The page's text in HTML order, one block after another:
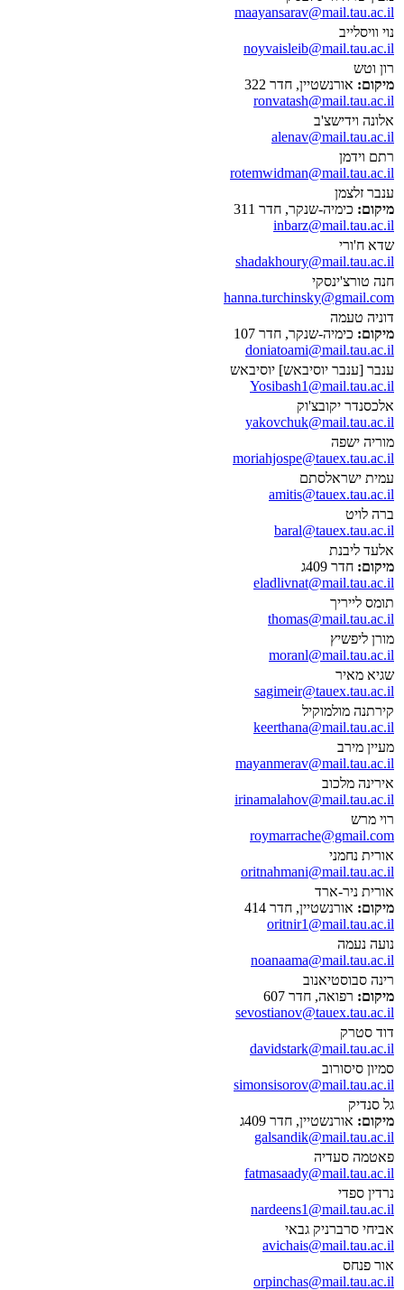
maayansarav@mail.tau.ac.il
נוי וויסלייב
noyvaisleib@mail.tau.ac.il
רון וטש
מיקום: אורנשטיין, חדר 322
ronvatash@mail.tau.ac.il
אלונה וידישצ'ב
alenav@mail.tau.ac.il
רתם וידמן
rotemwidman@mail.tau.ac.il
ענבר זלצמן
מיקום: כימיה-שנקר, חדר 311
inbarz@mail.tau.ac.il
שדא ח'ורי
shadakhoury@mail.tau.ac.il
חנה טורצ'ינסקי
hanna.turchinsky@gmail.com
דוניה טעמה
מיקום: כימיה-שנקר, חדר 107
doniatoami@mail.tau.ac.il
ענבר [ענבר יוסיבאש] יוסיבאש
Yosibash1@mail.tau.ac.il
אלכסנדר יקובצ'וק
yakovchuk@mail.tau.ac.il
מוריה ישפה
moriahjospe@tauex.tau.ac.il
עמית ישראלסתם
amitis@tauex.tau.ac.il
ברה לויט
baral@tauex.tau.ac.il
אלעד ליבנת
מיקום: חדר 409ג
eladlivnat@mail.tau.ac.il
תומס לייריך
thomas@mail.tau.ac.il
מורן ליפשיץ
moranl@mail.tau.ac.il
שגיא מאיר
sagimeir@tauex.tau.ac.il
קירתנה מולמוקיל
keerthana@mail.tau.ac.il
מעיין מירב
mayanmerav@mail.tau.ac.il
אירינה מלכוב
irinamalahov@mail.tau.ac.il
רוי מרש
roymarrache@gmail.com
אורית נחמני
oritnahmani@mail.tau.ac.il
אורית ניר-ארד
מיקום: אורנשטיין, חדר 414
oritnir1@mail.tau.ac.il
נועה נעמה
noanaama@mail.tau.ac.il
רינה סבוסטיאנוב
מיקום: רפואה, חדר 607
sevostianov@tauex.tau.ac.il
דוד סטרק
davidstark@mail.tau.ac.il
סמיון סיסורוב
simonsisorov@mail.tau.ac.il
גל סנדיק
מיקום: אורנשטיין, חדר 409ג
galsandik@mail.tau.ac.il
פאטמה סעדיה
fatmasaady@mail.tau.ac.il
נרדין ספדי
nardeens1@mail.tau.ac.il
אביחי סרברניק גבאי
avichais@mail.tau.ac.il
אור פנחס
orpinchas@mail.tau.ac.il